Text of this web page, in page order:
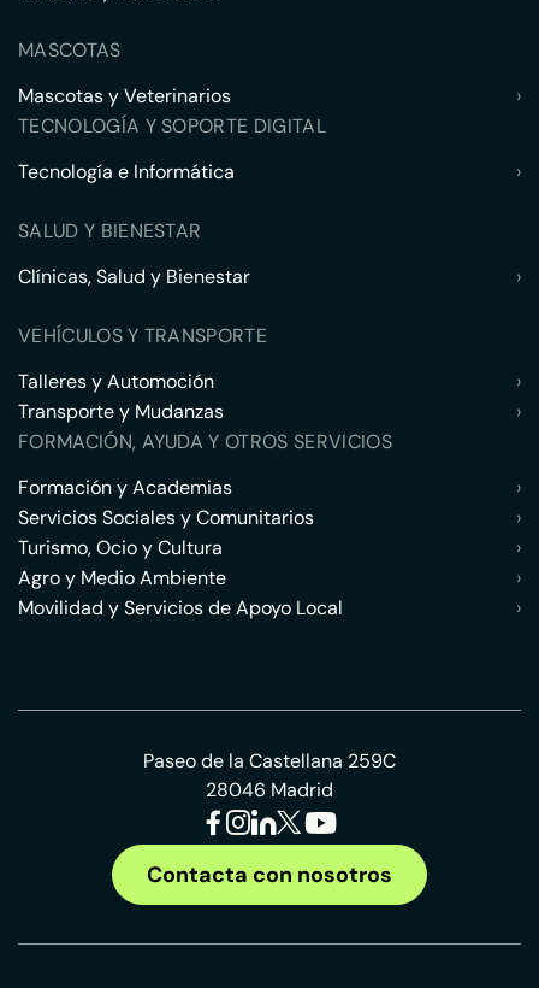
MASCOTAS
Mascotas y Veterinarios
›
TECNOLOGÍA Y SOPORTE DIGITAL
Tecnología e Informática
›
SALUD Y BIENESTAR
Clínicas, Salud y Bienestar
›
VEHÍCULOS Y TRANSPORTE
Talleres y Automoción
›
Transporte y Mudanzas
›
FORMACIÓN, AYUDA Y OTROS SERVICIOS
Formación y Academias
›
Servicios Sociales y Comunitarios
›
Turismo, Ocio y Cultura
›
Agro y Medio Ambiente
›
Movilidad y Servicios de Apoyo Local
›
Paseo de la Castellana 259C
28046 Madrid
Contacta con nosotros